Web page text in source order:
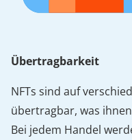
Übertragbarkeit
NFTs sind auf
übertragbar, was
Bei jedem Handel